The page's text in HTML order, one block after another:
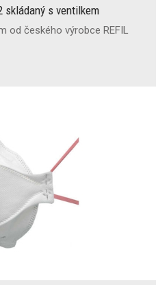
skládaný s ventilkem
od českého výrobce REFIL